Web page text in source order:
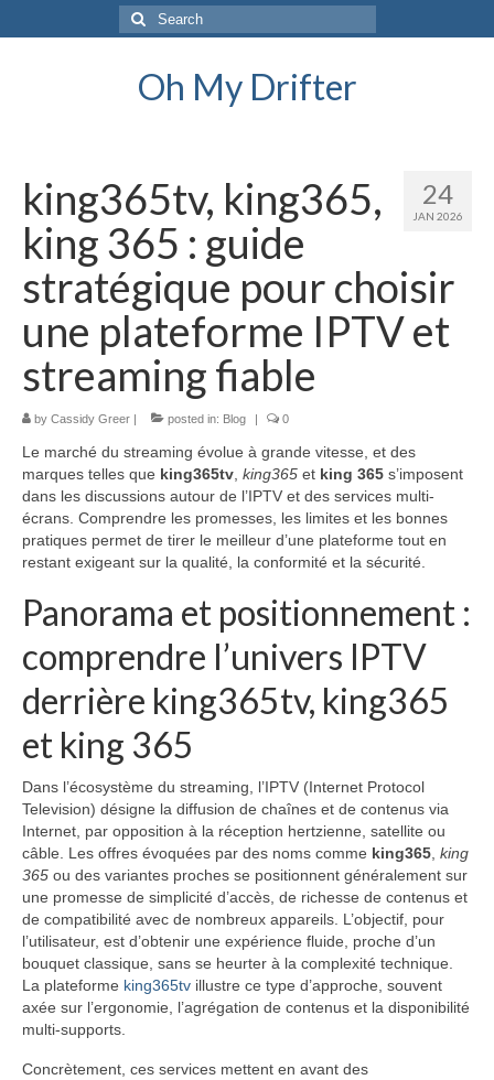
Search
for:
Oh My Drifter
24
JAN 2026
king365tv, king365,
king 365 : guide
stratégique pour choisir
une plateforme IPTV et
streaming fiable
by Cassidy Greer | posted in: Blog | 0
Le marché du streaming évolue à grande vitesse, et des
marques telles que king365tv king365 et king 365 s’imposent
dans les discussions autour de l’IPTV et des services multi-
écrans. Comprendre les promesses, les limites et les bonnes
pratiques permet de tirer le meilleur d’une plateforme tout en
restant exigeant sur la qualité, la conformité et la sécurité.
Panorama et positionnement :
comprendre l’univers IPTV
derrière king365tv, king365
et king 365
Dans l’écosystème du streaming, l’IPTV (Internet Protocol
Television) désigne la diffusion de chaînes et de contenus via
Internet, par opposition à la réception hertzienne, satellite ou
câble. Les offres évoquées par des noms comme king365 king
365 ou des variantes proches se positionnent généralement sur
une promesse de simplicité d’accès, de richesse de contenus et
de compatibilité avec de nombreux appareils. L’objectif, pour
l’utilisateur, est d’obtenir une expérience fluide, proche d’un
bouquet classique, sans se heurter à la complexité technique.
La plateforme king365tv illustre ce type d’approche, souvent
axée sur l’ergonomie, l’agrégation de contenus et la disponibilité
multi-supports.
Concrètement, ces services mettent en avant des